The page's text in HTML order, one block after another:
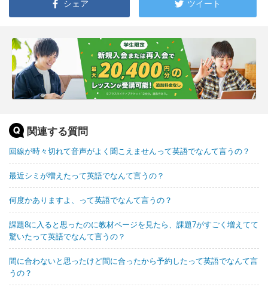
シェア ツイート
関連する質問
回線が時々切れて音声がよく聞こえませんって英語でなんて言うの？
最近シミが増えたって英語でなんて言うの？
何度かありますよ、って英語でなんて言うの？
課題8に入ると思ったのに教材ページを見たら、課題7がすごく増えてて
驚いたって英語でなんて言うの？
間に合わないと思ったけど間に合ったから予約したって英語でなんて言
うの？